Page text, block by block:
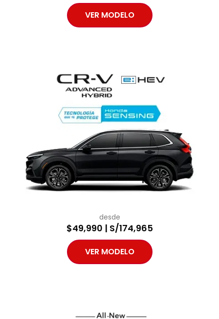
VER MODELO
desde
$49,990 | S/174,965
VER MODELO